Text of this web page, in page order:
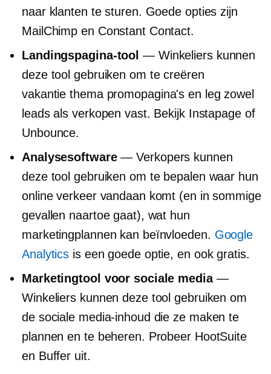
naar klanten te sturen. Goede opties zijn
MailChimp en Constant Contact.
Landingspagina-tool — Winkeliers kunnen
deze tool gebruiken om te creëren
vakantie themapromopagina's en leg zowel
leads als verkopen vast. Bekijk Instapage of
Unbounce.
Analysesoftware— Verkopers kunnen
deze tool gebruiken om te bepalen waar hun
online verkeer vandaan komt (en in sommige
gevallen naartoe gaat), wat hun
marketingplannen kan beïnvloeden. Google
Analytics is een goede optie, en ook gratis.
Marketingtool voor sociale media—
Winkeliers kunnen deze tool gebruiken om
de sociale media-inhoud die ze maken te
plannen en te beheren. Probeer HootSuite
en Buffer uit.